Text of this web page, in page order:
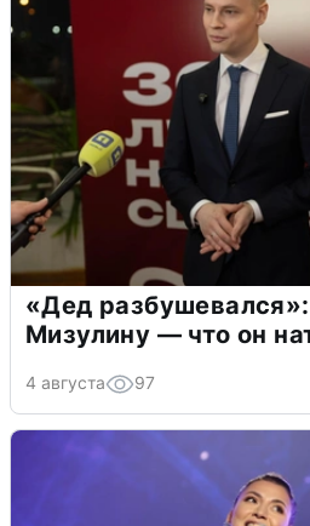
«Дед
Мизулину — что он
4 августа 97